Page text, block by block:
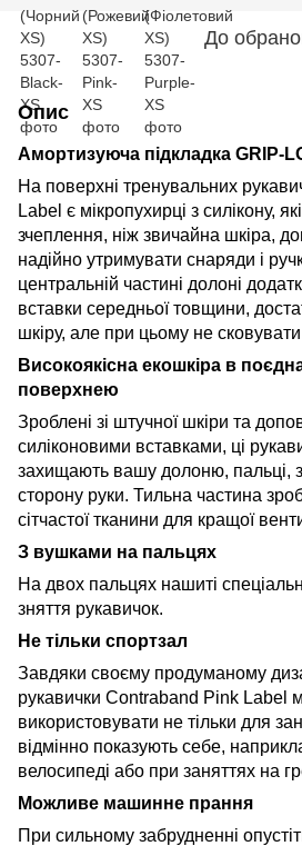
До
Опис
Амортизуюча підкладка GRIP-
На поверхні тренувальних
Label є мікропухирці з силікону,
зчеплення, ніж звичайна шкіра,
надійно утримувати снаряди і
центральній частині долоні
вставки середньої товщини,
шкіру, але при цьому не
Високоякісна екошкіра в
поверхнею
Зроблені зі штучної шкіри та
силіконовими вставками, ці
захищають вашу долоню, пальці,
сторону руки. Тильна частина
сітчастої тканини для кращої
З вушками на пальцях
На двох пальцях нашиті
зняття рукавичок.
Не тільки спортзал
Завдяки своєму продуманому
рукавички Contraband Pink Label
використовувати не тільки для
відмінно показують себе,
велосипеді або при заняттях на
Можливе машинне прання
При сильному забрудненні